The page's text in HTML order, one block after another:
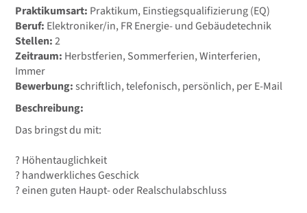
Praktikumsart: Praktikum, Einstiegsqualifizierung (EQ)
Beruf: Elektroniker/in, FR Energie- und Gebäudetechnik
Stellen:2
Zeitraum: Herbstferien, Sommerferien, Winterferien,
Immer
Bewerbung:schriftlich, telefonisch, persönlich, per E-Mail
Beschreibung:
Das bringst du mit:
? Höhentauglichkeit
? handwerkliches Geschick
? einen guten Haupt- oder Realschulabschluss